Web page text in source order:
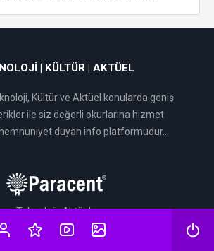
| KÜLTÜR | AKTÜEL
Kültür ve Aktüel konularda geniş
ile siz değerli okurlarına hizmet
duyan info platformudur...
Teknoloji, Aktüel ve
Kültür Platformu